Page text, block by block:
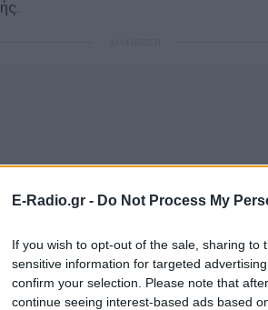
E-Radio.gr - Do Not Process My
If you wish to opt-out of the sale, sharing
sensitive information for targeted
confirm your selection. Please note that
continue seeing interest-based ads based
E-Radio.gr στο Google Newsκαι